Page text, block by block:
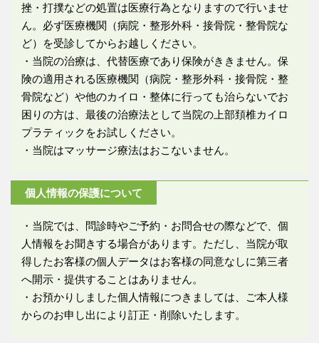
挫・打撲などの処置は医療行為となりますので行いませ
ん。必ず医療機関（病院・整形外科・接骨院・整骨院な
ど）を受診してからお越しください。
・当院の治療は、代替医療であり保険がききません。保
険の適用される医療機関（病院・整形外科・接骨院・整
骨院など）や他のカイロ・整体に行っても治らないでお
困りの方は、最後の治療法として当院の上部頚椎カイロ
プラティックをお試しください。
・当院はマッサージ療法はおこないません。
個人情報の保護について
・当院では、問診時やご予約・お問合せの際などで、個
人情報をお聞きする場合があります。ただし、当院が取
得したお客様の個人データはお客様の同意なしに第三者
へ開示・提供することはありません。
・お預かりしました個人情報につきましては、ご本人様
からのお申し出により訂正・削除いたします。